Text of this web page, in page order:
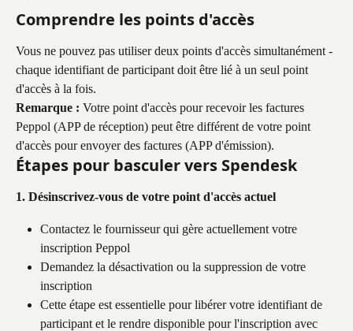
Comprendre les points d'accès
Vous ne pouvez pas utiliser deux points d'accès simultanément -
chaque identifiant de participant doit être lié à un seul point
d'accès à la fois.
Remarque : Votre point d'accès pour recevoir les factures
Peppol (APP de réception) peut être différent de votre point
d'accès pour envoyer des factures (APP d'émission).
Étapes pour basculer vers Spendesk
1. Désinscrivez-vous de votre point d'accès actuel
Contactez le fournisseur qui gère actuellement votre
inscription Peppol
Demandez la désactivation ou la suppression de votre
inscription
Cette étape est essentielle pour libérer votre identifiant de
participant et le rendre disponible pour l'inscription avec